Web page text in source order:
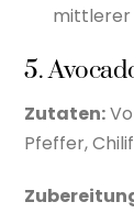
mittlerer
5.
Zutaten:
Pfeffer,